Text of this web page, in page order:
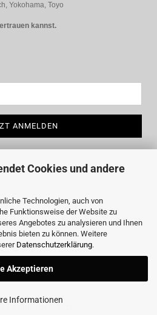
Cookies und andere
Technologien, auch von
Funktionsweise der Website zu
Angebotes zu analysieren und Ihnen
bieten zu können. Weitere
Datenschutzerklärung.
Akzeptieren
Informationen
Yokohama, Toyo
kannst.